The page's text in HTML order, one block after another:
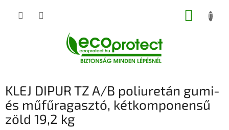
KOSÁR
KLEJ DIPUR TZ A/B poliuretán gumi-
és műfűragasztó, kétkomponensű
zöld 19,2 kg